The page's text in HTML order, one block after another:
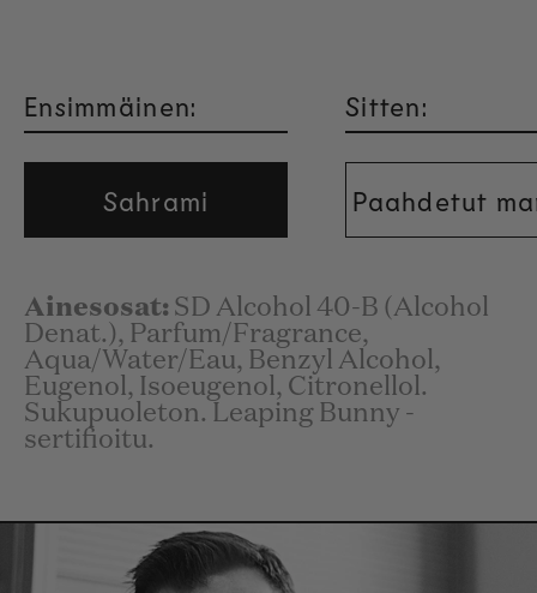
Ensimmäinen:
Sahrami
Sitten:
Paahdetut
Ainesosat: SD Alcohol 40-B (Alcohol
Denat.), Parfum/Fragrance,
Aqua/Water/Eau, Benzyl Alcohol,
Eugenol, Isoeugenol, Citronellol.
Sukupuoleton. Leaping Bunny -
sertifioitu.